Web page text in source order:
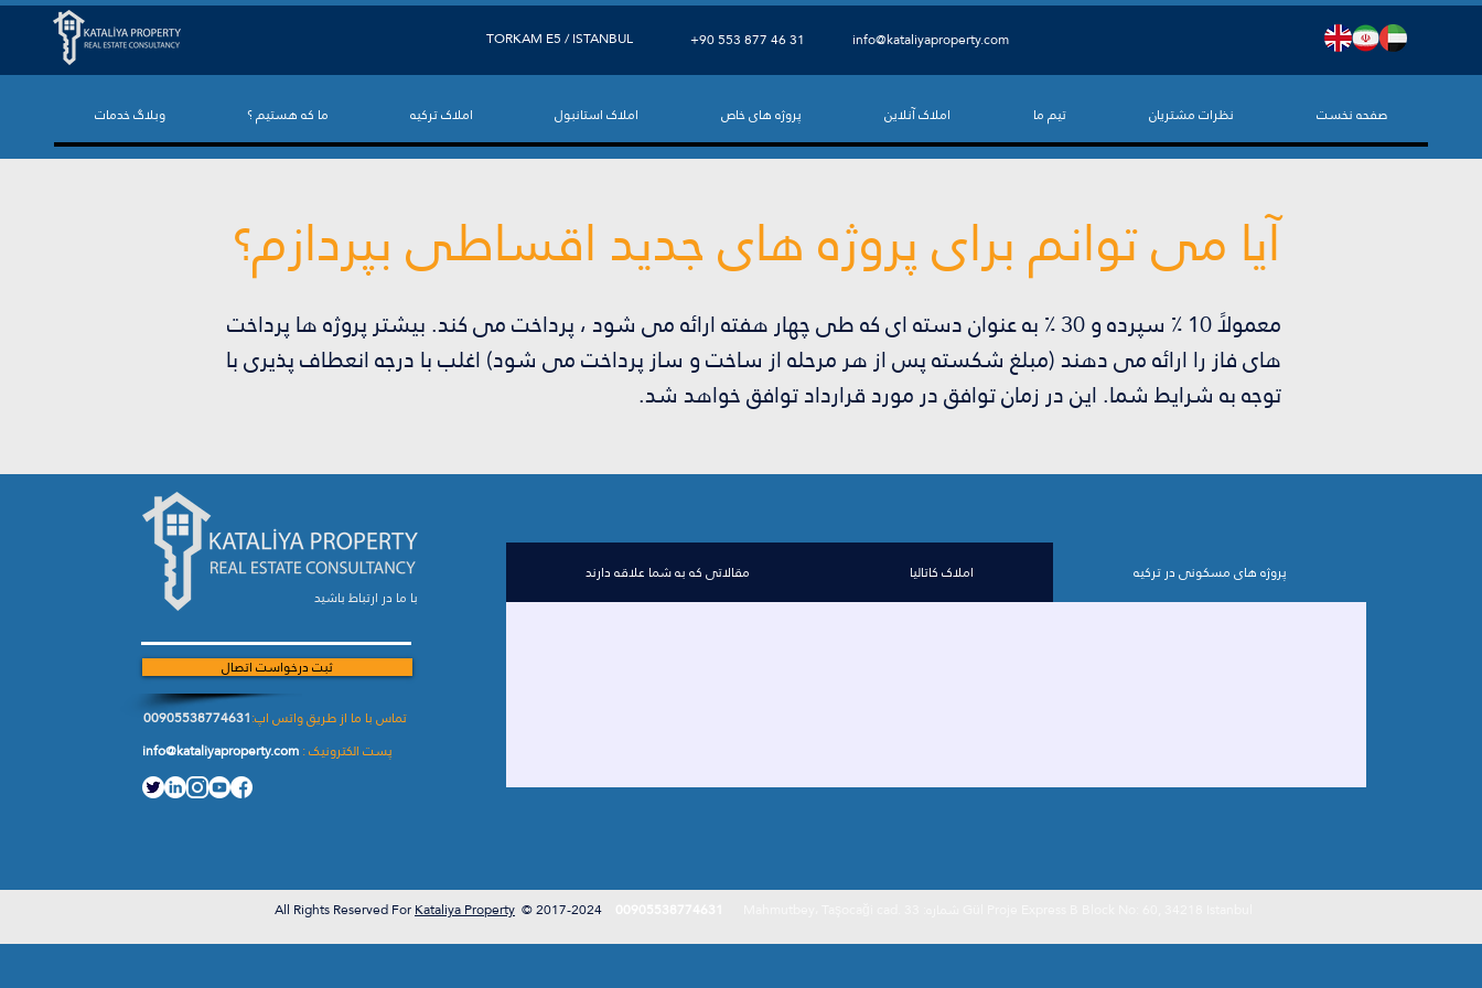
TORKAM E5 / ISTANBUL +90 553 877 46 31 info@kataliyaproperty.com
صفحه نخست نظرات مشتریان تیم ما املاک آنلاین پروژه های خاص املاک استانبول املاک ترکیه ما که هستیم ؟ وبلاگ خدمات
آیا می توانم برای پروژه های جدید اقساطی بپردازم؟
معمولاً 10 ٪ سپرده و 30 ٪ به عنوان دسته ای که طی چهار هفته ارائه می شود ، پرداخت می کند. بیشتر پروژه ها پرداخت
های فاز را ارائه می دهند (مبلغ شکسته پس از هر مرحله از ساخت و ساز پرداخت می شود) اغلب با درجه انعطاف پذیری با
توجه به شرایط شما. این در زمان توافق در مورد قرارداد توافق خواهد شد.
با ما در ارتباط باشید
ثبت درخواست اتصال
تماس با ما از طریق واتس اپ:00905538774631
پست الکترونیک :info@kataliyaproperty.com
پروژه های مسکونی در ترکیه املاک کاتالیا مقالاتی که به شما علاقه دارند
All Rights Reserved ForKataliya Property